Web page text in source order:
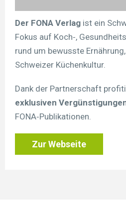
Der FONA Verlag ist ein
Fokus auf Koch‑,
rund um bewusste
Schweizer Küchenkultur.
Dank der Partnerschaft
exklusiven
FONA‑Publikationen.
Zur Webseite